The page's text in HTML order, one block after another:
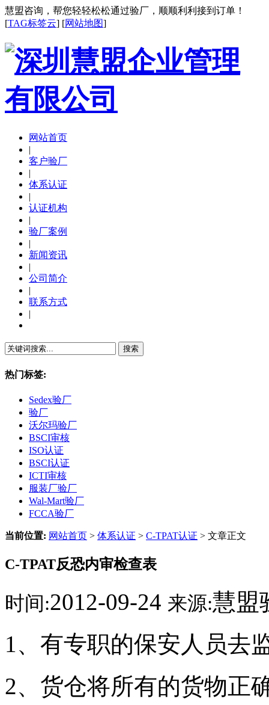
慧盟咨询，帮您轻轻松松通过验厂，顺顺利利接到订单！
[TAG标签云] [网站地图]
网站首页
|
客户验厂
|
体系认证
|
认证机构
|
验厂案例
|
新闻资讯
|
公司简介
|
联系方式
|
热门标签:
Sedex验厂
验厂
沃尔玛验厂
BSCI审核
ISO认证
BSCI认证
ICTI审核
服装厂验厂
Wal-Mart验厂
FCCA验厂
当前位置: 网站首页 > 体系认证 > C-TPAT认证 > 文章正文
C-TPAT反恐内审检查表
时间:2012-09-24 来源:慧盟
1、有专职的保安人员去
2、货仓将所有的货物正